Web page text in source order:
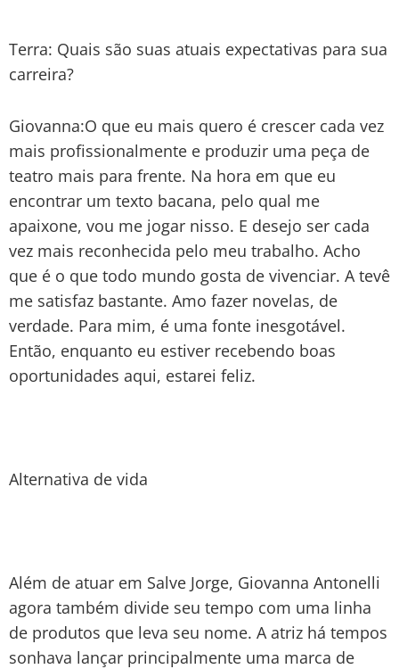
Terra: Quais são suas atuais expectativas para sua
carreira?
Giovanna:O que eu mais quero é crescer cada vez
mais profissionalmente e produzir uma peça de
teatro mais para frente. Na hora em que eu
encontrar um texto bacana, pelo qual me
apaixone, vou me jogar nisso. E desejo ser cada
vez mais reconhecida pelo meu trabalho. Acho
que é o que todo mundo gosta de vivenciar. A tevê
me satisfaz bastante. Amo fazer novelas, de
verdade. Para mim, é uma fonte inesgotável.
Então, enquanto eu estiver recebendo boas
oportunidades aqui, estarei feliz.
Alternativa de vida
Além de atuar em Salve Jorge, Giovanna Antonelli
agora também divide seu tempo com uma linha
de produtos que leva seu nome. A atriz há tempos
sonhava lançar principalmente uma marca de